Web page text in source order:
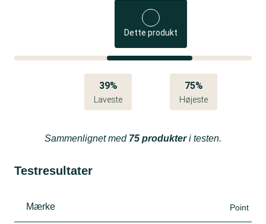
Dette produkt
39%
Laveste
75%
Højeste
Sammenlignet med 75 produkteri testen.
Testresultater
Mærke Point